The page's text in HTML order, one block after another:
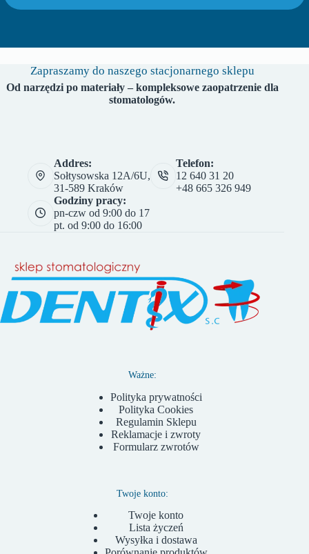
Zapraszamy do naszego stacjonarnego sklepu
Od narzędzi po materiały – kompleksowe zaopatrzenie dla
stomatologów.
Addres:
Sołtysowska 12A/6U,
31-589 Kraków
Telefon:
12 640 31 20
+48 665 326 949
Godziny pracy:
pn-czw od 9:00 do 17
pt. od 9:00 do 16:00
Ważne:
Polityka prywatności
Polityka Cookies
Regulamin Sklepu
Reklamacje i zwroty
Formularz zwrotów
Twoje konto:
Twoje konto
Lista życzeń
Wysyłka i dostawa